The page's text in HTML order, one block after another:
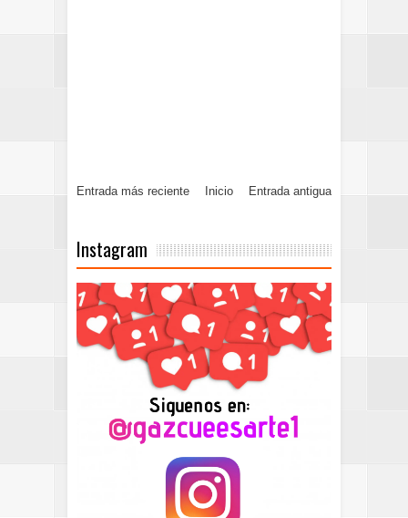
Entrada más reciente Entrada antigua
Inicio
Instagram